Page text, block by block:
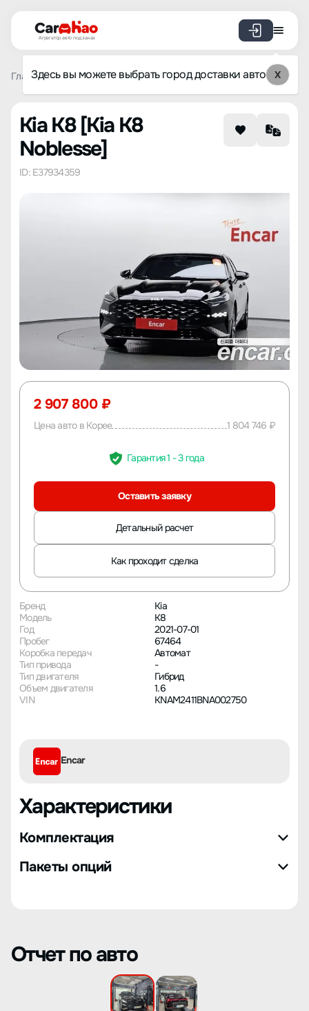
Агрегатор авто под заказ
Здесь вы можете выбрать город доставки авто X
Главная Каталог авто из Кореи Kia K8 Kia K8
Kia K8 [Kia K8
Noblesse]
ID: E37934359
2 907 800 ₽
Цена авто в Корее 1 804 746 ₽
Гарантия 1 - 3 года
Оставить заявку
Детальный расчет
Как проходит сделка
Бренд
Kia
Модель
K8
Год
2021-07-01
Пробег
67464
Коробка передач
Автомат
Тип привода
-
Тип двигателя
Гибрид
Объем двигателя
1.6
VIN
KNAM2411BNA002750
Encar
Характеристики
Комплектация
Пакеты опций
Отчет по авто